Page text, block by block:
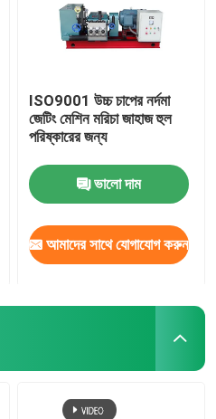
ISO9001 উচ্চ চাপের নর্দমা
জেটিং মেশিন মরিচা জাহাজ হুল
পরিষ্কারের জন্য
ভালো দাম
আমাদের সাথে যোগাযোগ করুন